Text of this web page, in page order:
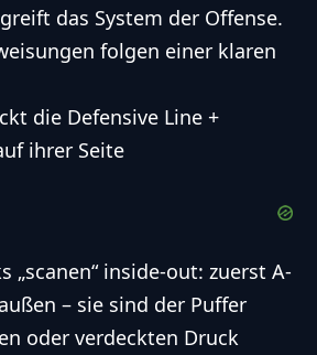
das System der Offense.
folgen einer klaren
die Defensive Line +
ihrer Seite
„scanen“ inside-out: zuerst A-
– sie sind der Puffer
oder verdeckten Druck